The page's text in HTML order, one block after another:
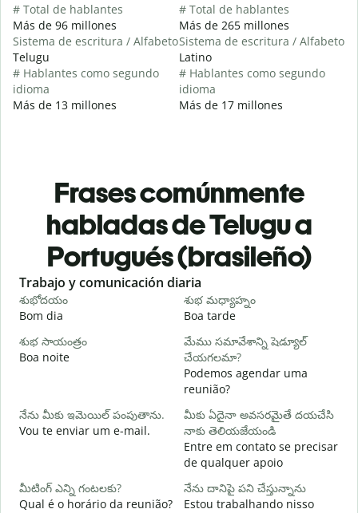
# Total de hablantes
Más de 96 millones
Sistema de escritura / Alfabeto
Telugu
# Hablantes como segundo
idioma
Más de 13 millones
# Total de hablantes
Más de 265 millones
Sistema de escritura / Alfabeto
Latino
# Hablantes como segundo
idioma
Más de 17 millones
Frases comúnmente
habladas de Telugu a
Portugués (brasileño)
Slide 1 of 6
Trabajo y comunicación diaria
శుభోదయం
Bom dia
శుభ మధ్యాహ్నం
Boa tarde
శుభ సాయంత్రం
Boa noite
మేము సమావేశాన్ని షెడ్యూల్
చేయగలమా?
Podemos agendar uma
reunião?
నేను మీకు ఇమెయిల్ పంపుతాను.
Vou te enviar um e-mail.
మీకు ఏదైనా అవసరమైతే దయచేసి
నాకు తెలియజేయండి
Entre em contato se precisar
de qualquer apoio
మీటింగ్ ఎన్ని గంటలకు?
Qual é o horário da reunião?
నేను దానిపై పని చేస్తున్నాను
Estou trabalhando nisso